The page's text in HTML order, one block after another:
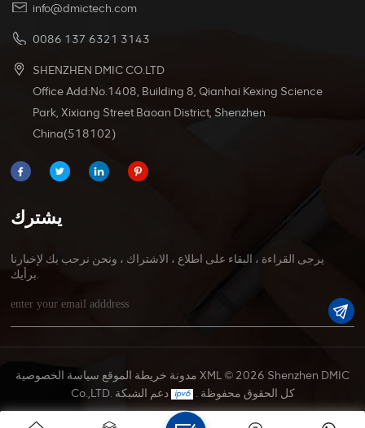
info@dmictech.com
0086 137 6321 3143
SHENZHEN DMIC CO.LTD
Office Add:No.1408, Building 8, Qianhai Kexing Science
Park, Xixiang Street Baoan District, Shenzhen
China(518102)
يشترك
يرجى القراءة ، البقاء على اطلاع ، الاشتراك ، ونحن نرحب بك لإخبارنا
برأيك.
مدونة خريطة الموقع سياسة الخصوصية XML© 2026 Shenzhen DMIC
Co.,LTD. كل الحقوق محفوظة .
دعم الشبكة